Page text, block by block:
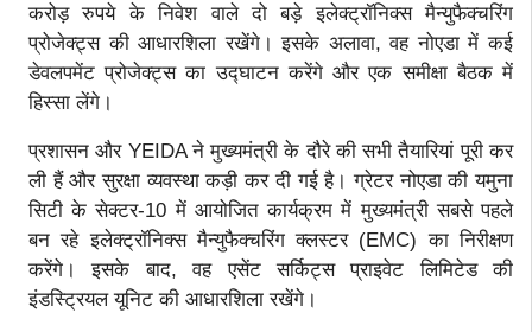
करोड़ रुपये के निवेश वाले दो बड़े इलेक्ट्रॉनिक्स मैन्युफैक्चरिंग
प्रोजेक्ट्स की आधारशिला रखेंगे। इसके अलावा, वह नोएडा में कई
डेवलपमेंट प्रोजेक्ट्स का उद्घाटन करेंगे और एक समीक्षा बैठक में
हिस्सा लेंगे।
प्रशासन और YEIDA ने मुख्यमंत्री के दौरे की सभी तैयारियां पूरी कर
ली हैं और सुरक्षा व्यवस्था कड़ी कर दी गई है। ग्रेटर नोएडा की यमुना
सिटी के सेक्टर-10 में आयोजित कार्यक्रम में मुख्यमंत्री सबसे पहले
बन रहे इलेक्ट्रॉनिक्स मैन्युफैक्चरिंग क्लस्टर (EMC) का निरीक्षण
करेंगे। इसके बाद, वह एसेंट सर्किट्स प्राइवेट लिमिटेड की
इंडस्ट्रियल यूनिट की आधारशिला रखेंगे।